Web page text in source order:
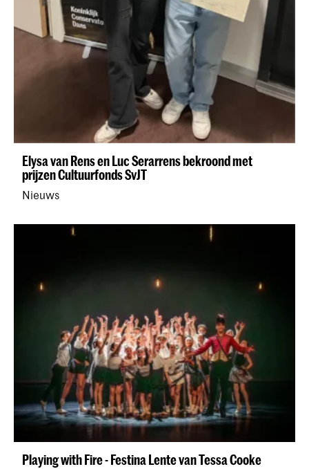
Elysa van Rens en Luc Serarrens bekroond met
prijzen Cultuurfonds SvJT
Nieuws
Playing with Fire - Festina Lente van Tessa Cooke